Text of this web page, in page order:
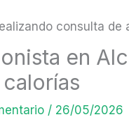
en
/ 26/05/2026